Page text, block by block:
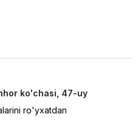
ko'chasi, 47-uy
ro'yxatdan